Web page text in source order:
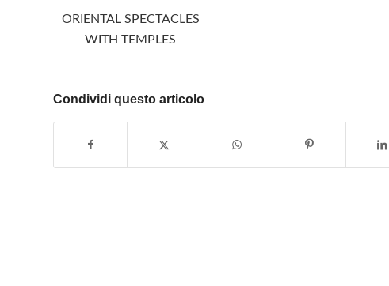
ORIENTAL SPECTACLES
WITH TEMPLES
Condividi questo articolo